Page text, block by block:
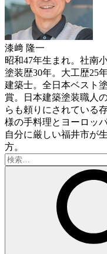
漆﨑 隆一
昭和47年生まれ。社南
塗装歴30年。大工歴25
建築士。全日本ベスト
賞。日本建築塗装職人
らも頼りにされている
様の手料理とヨーロッ
自分に厳しい福井市が
方。
検
索: